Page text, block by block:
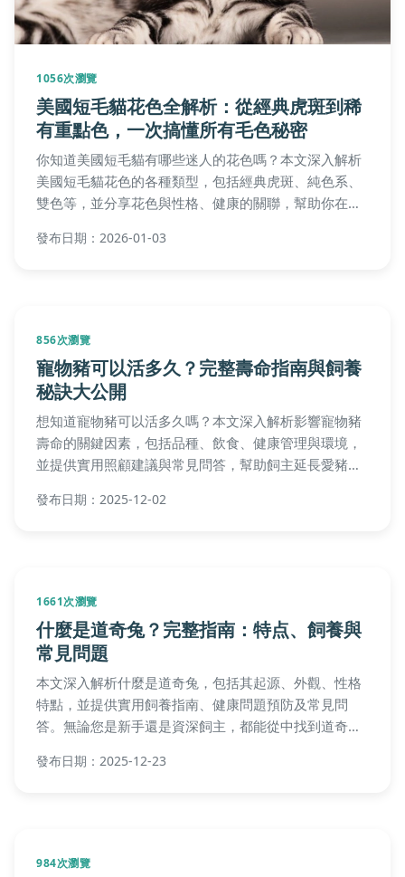
460次瀏覽
鬥六觀光工廠深度遊玩指南：必訪景點與
實用貼士
你想知道鬥六觀光工廠有哪些好玩景點嗎？這篇指南詳
細介紹鬥六觀光工廠的特色、推薦清單、行程規劃建
議，以及常見問題解答。從美食體驗到手作DIY，我們
1056次瀏覽
美國短毛貓花色全解析：從經典虎斑到稀
有重點色，一次搞懂所有毛色秘密
你知道美國短毛貓有哪些迷人的花色嗎？本文深入解析
美國短毛貓花色的各種類型，包括經典虎斑、純色系、
雙色等，並分享花色與性格、健康的關聯，幫助你在選
擇貓咪時做出最適合的決定。
發布日期：2026-01-03
856次瀏覽